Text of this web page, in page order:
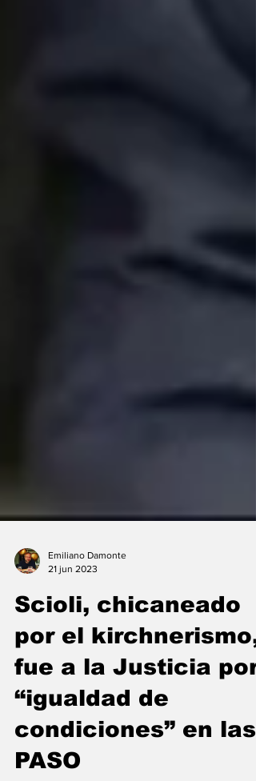
Emiliano Damonte
21 jun 2023
Scioli, chicaneado
por el kirchnerismo,
fue a la Justicia por
“igualdad de